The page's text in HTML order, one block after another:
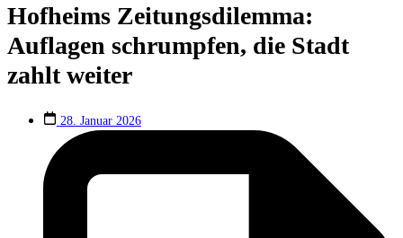
Hofheims Zeitungsdilemma:
Auflagen schrumpfen, die Stadt
zahlt weiter
28. Januar 2026